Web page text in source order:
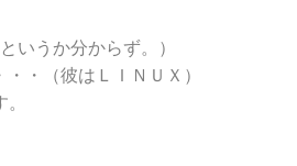
いうか分からず。）
・（彼はＬＩＮＵＸ）